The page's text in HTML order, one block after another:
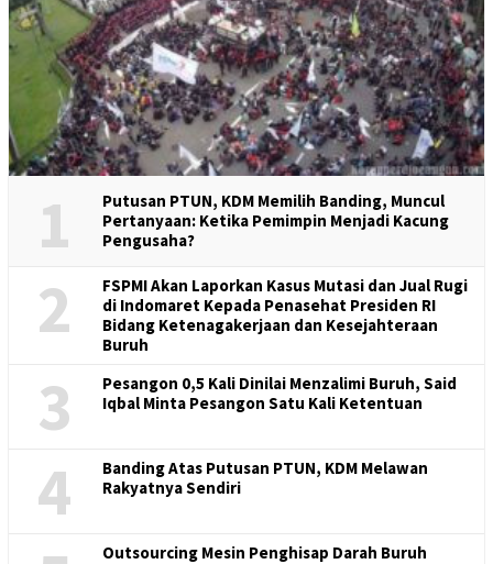
1
Putusan PTUN, KDM Memilih Banding, Muncul
Pertanyaan: Ketika Pemimpin Menjadi Kacung
Pengusaha?
2
FSPMI Akan Laporkan Kasus Mutasi dan Jual Rugi
di Indomaret Kepada Penasehat Presiden RI
Bidang Ketenagakerjaan dan Kesejahteraan
Buruh
3
Pesangon 0,5 Kali Dinilai Menzalimi Buruh, Said
Iqbal Minta Pesangon Satu Kali Ketentuan
4
Banding Atas Putusan PTUN, KDM Melawan
Rakyatnya Sendiri
Outsourcing Mesin Penghisap Darah Buruh